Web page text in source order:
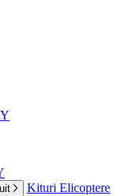
Kituri Elicoptere